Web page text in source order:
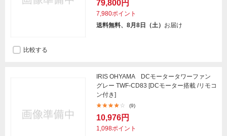
79,800円
7,980ポイント
送料無料、8月8日（土） お届け
比較する
IRIS OHYAMA DCモータータワーファン
グレー TWF-CD83 [DCモーター搭載 /リモコ
ン付き]
(9)
10,976円
1,098ポイント